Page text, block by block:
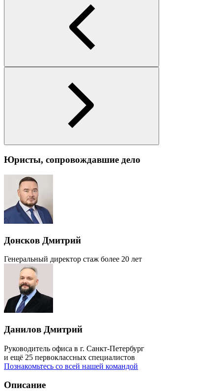
Юристы, сопровождавшие дело
Донсков Дмитрий
Генеральный директор стаж более 20 лет
Данилов Дмитрий
Руководитель офиса в г. Санкт-Петербург
и ещё 25 первоклассных специалистов
Познакомьтесь со всей нашей командой
Описание